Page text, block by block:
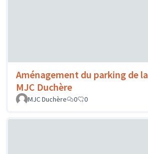
Aménagement du parking de la
MJC Duchère
MJC Duchère
0 0